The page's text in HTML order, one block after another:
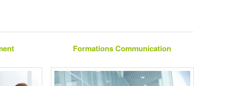
Formations Communication